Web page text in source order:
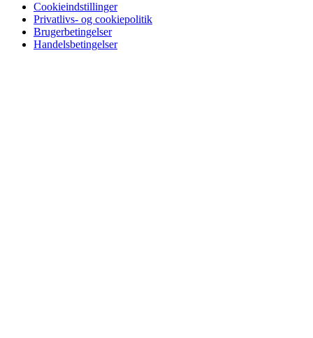
Cookieindstillinger
Privatlivs- og cookiepolitik
Brugerbetingelser
Handelsbetingelser